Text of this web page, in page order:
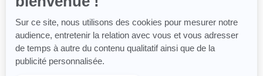
Sur ce site, nous utilisons des cookies pour mesurer notre
audience, entretenir la relation avec vous et vous adresser
de temps à autre du contenu qualitatif ainsi que de la
publicité personnalisée.